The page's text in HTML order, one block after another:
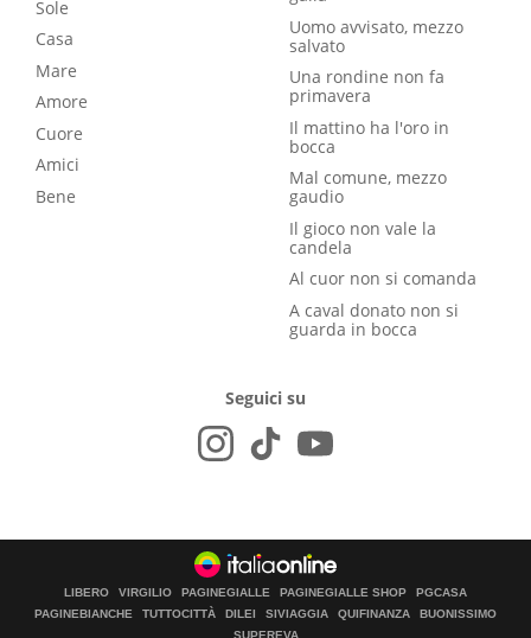
Sole
Casa
Mare
Amore
Cuore
Amici
Bene
Uomo avvisato, mezzo
salvato
Una rondine non fa
primavera
Il mattino ha l'oro in
bocca
Mal comune, mezzo
gaudio
Il gioco non vale la
candela
Al cuor non si comanda
A caval donato non si
guarda in bocca
Seguici su
LIBERO VIRGILIO PAGINEGIALLE PAGINEGIALLE SHOP
PGCASA
PAGINEBIANCHE
TUTTOCITTÀ DILEI SIVIAGGIA QUIFINANZA
BUONISSIMO